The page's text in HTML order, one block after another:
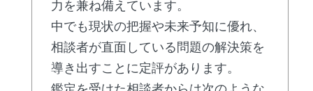
力を兼ね備えています。
中でも現状の把握や未来予知に優れ、
相談者が直面している問題の解決策を
導き出すことに定評があります。